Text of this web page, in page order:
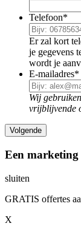
Telefoon*
Er zal kort
je gegevens
wordt je
E-mailadres*
Wij
vrijblijvende
Een
sluiten
GRATIS offertes
X